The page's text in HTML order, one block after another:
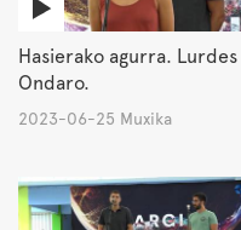
Hasierako agurra. Lurdes
Ondaro.
2023-06-25 Muxika